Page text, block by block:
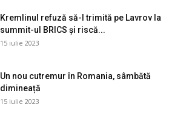
Kremlinul refuză să-l trimită pe Lavrov la
summit-ul BRICS și riscă...
15 iulie 2023
Un nou cutremur în Romania, sâmbătă
dimineață
15 iulie 2023